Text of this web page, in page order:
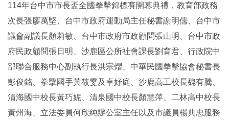
114年台中市市長盃全國拳擊錦標賽開幕典禮，教育部政務
次長張廖萬堅、台中市政府運動局主任秘書謝明儒、台中市
議會副議長顏莉敏、台中市政府市政顧問張山明、台中市政
府民政顧問張日明、沙鹿區公所社會課長劉育君、行政院中
部聯合服務中心副執行長洪宗熠、中華民國拳擊協會秘書長
彭俊銘、拳擊國手黃筱雯及卓妤庭、沙鹿高工校長魏有騰、
清海國中校長黃巧妮、清泉國中校長顏慧萍、二林高中校長
黃州海、立法委員何欣純辦公室主任以及市議員楊典忠服務